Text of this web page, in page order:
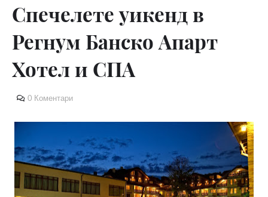
Спечелете уикенд в
Регнум Банско Апарт
Хотел и СПА
0 Коментари